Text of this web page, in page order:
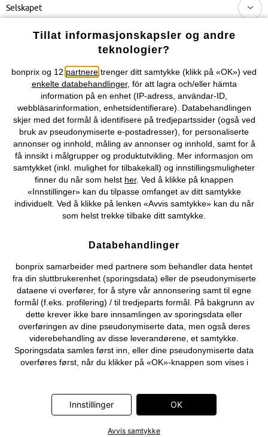
Selskapet
Topkategorier / Sesongvarer
Du kan også finne oss på
Kjøpsvilkår Personopplysninger Cookie-innstillinger
Om Oss Angre kjøp
2026 bonprix.
Tillat informasjonskapsler og andre
teknologier?
bonprix og 12 partnere trenger ditt samtykke (klikk på «OK») ved
enkelte databehandlinger, för att lagra och/eller hämta
information på en enhet (IP-adress, användar-ID,
webbläsarinformation, enhetsidentifierare). Databehandlingen
skjer med det formål å identifisere på tredjepartssider (også ved
bruk av pseudonymiserte e-postadresser), for personaliserte
annonser og innhold, måling av annonser og innhold, samt for å
få innsikt i målgrupper og produktutvikling. Mer informasjon om
samtykket (inkl. mulighet for tilbakekall) og innstillingsmuligheter
finner du når som helst her. Ved å klikke på knappen
«Innstillinger» kan du tilpasse omfanget av ditt samtykke
individuelt. Ved å klikke på lenken «Avvis samtykke» kan du når
som helst trekke tilbake ditt samtykke.
Databehandlinger
bonprix samarbeider med partnere som behandler data hentet
fra din sluttbrukerenhet (sporingsdata) eller de pseudonymiserte
dataene vi overfører, for å styre vår annonsering samt til egne
formål (f.eks. profilering) / til tredjeparts formål. På bakgrunn av
dette krever ikke bare innsamlingen av sporingsdata eller
overføringen av dine pseudonymiserte data, men også deres
viderebehandling av disse leverandørene, et samtykke.
Sporingsdata samles først inn, eller dine pseudonymiserte data
overføres først, når du klikker på «OK»-knappen som vises i
Communications GmbH, ID5 Technology Ltd, Meta Platforms
Ireland Ltd, Microsoft Ireland Operations Ltd, Pinterest Europe
Technologies UK Ltd. Ytterligere informasjon om
Innstillinger OK
Avvis samtykke